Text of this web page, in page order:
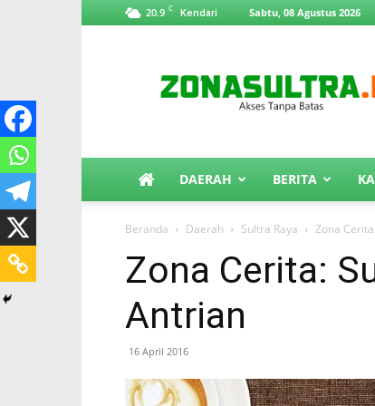
20.9 C Kendari Sabtu, 08 Agustus 2026
DAERAH BERITA
Beranda Daerah Sultra Raya Zona
Zona Cerita:
Antrian
16 April 2016